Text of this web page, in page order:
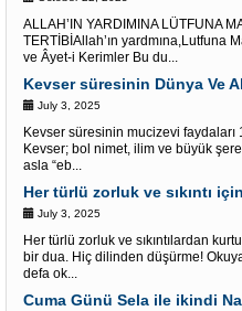
ALLAH’IN YARDIMINA LÜTFUNA
TERTİBİAllah’ın yardmına,Lutfuna
ve Âyet-i Kerimler Bu du...
Kevser süresinin Dünya Ve
July 3, 2025
Kevser süresinin mucizevi
Kevser; bol nimet, ilim ve büyük
asla “eb...
Her türlü zorluk ve sıkıntı
July 3, 2025
Her türlü zorluk ve sıkıntılardan
bir dua. Hiç dilinden düşürme!
defa ok...